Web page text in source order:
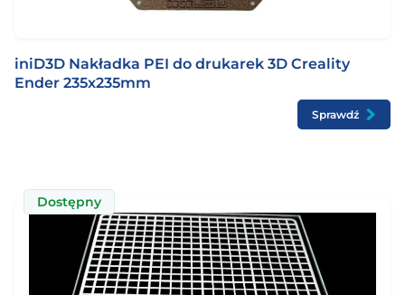
iniD3D Nakładka PEI do drukarek 3D Creality
Ender 235x235mm
Sprawdź
Dostępny